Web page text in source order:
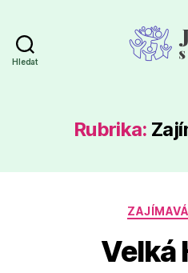
Hledat
Rubrika:
Velká